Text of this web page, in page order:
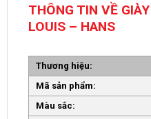
THÔNG TIN VỀ
LOUIS – HANS
Thương hiệu:
Mã sản phẩm:
Màu sắc: